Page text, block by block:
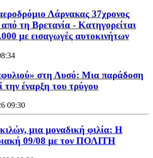
Λάρνακας 37χρονος
τη Βρετανία - Κατηγορείται
με εισαγωγές αυτοκινήτων
στη Λυσό: Μια παράδοση
την έναρξη του τρύγου
09:30
μια μοναδική φιλία: Η
09/08 με τον ΠΟΛΙΤΗ